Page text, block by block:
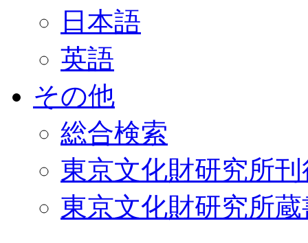
日本語
英語
その他
総合検索
東京文化財研究所
東京文化財研究所